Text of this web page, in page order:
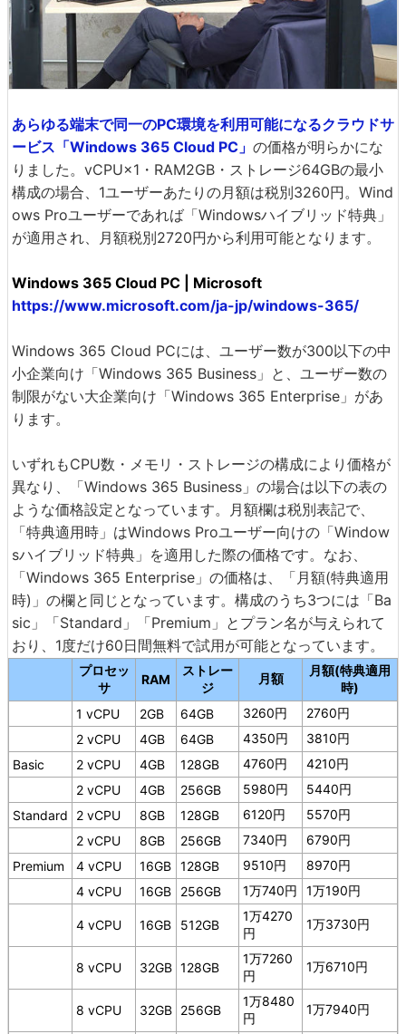
あらゆる端末で同一のPC環境を利用可能になるクラウドサ
ービス「Windows 365 Cloud PC」 の価格が明らかにな
りました。vCPU×1・RAM2GB・ストレージ64GBの最小
構成の場合、1ユーザーあたりの月額は税別3260円。Wind
ows Proユーザーであれば「Windowsハイブリッド特典」
が適用され、月額税別2720円から利用可能となります。
Windows 365 Cloud PC | Microsoft
https://www.microsoft.com/ja-jp/windows-365/
Windows 365 Cloud PCには、ユーザー数が300以下の中
小企業向け「Windows 365 Business」と、ユーザー数の
制限がない大企業向け「Windows 365 Enterprise」があ
ります。
いずれもCPU数・メモリ・ストレージの構成により価格が
異なり、「Windows 365 Business」の場合は以下の表の
ような価格設定となっています。月額欄は税別表記で、
「特典適用時」はWindows Proユーザー向けの「Window
sハイブリッド特典」を適用した際の価格です。なお、
「Windows 365 Enterprise」の価格は、「月額(特典適用
時)」の欄と同じとなっています。構成のうち3つには「Ba
sic」「Standard」「Premium」とプラン名が与えられて
おり、1度だけ60日間無料で試用が可能となっています。
プロセッ
サ
RAM
ストレー
ジ
月額
月額(特典適用
時)
1 vCPU
2GB 64GB 3260円
2760円
2 vCPU
4GB 64GB 4350円
3810円
Basic
2 vCPU 4GB 128GB 4760円
4210円
2 vCPU
4GB 256GB 5980円
5440円
Standard
2 vCPU 8GB 128GB 6120円
5570円
2 vCPU
8GB 256GB 7340円
6790円
Premium
4 vCPU 16GB 128GB 9510円
8970円
4 vCPU
16GB 256GB 1万740円 1万190円
4 vCPU 16GB 512GB
1万4270
円
1万3730円
8 vCPU 32GB 128GB
1万7260
円
1万6710円
8 vCPU 32GB 256GB
1万8480
円
1万7940円